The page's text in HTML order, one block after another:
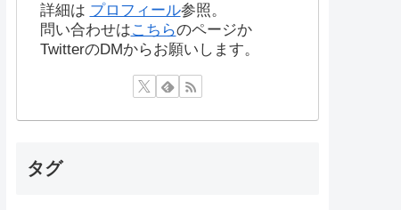
詳細は プロフィール参照。
問い合わせはこちらのページか
TwitterのDMからお願いします。
タグ